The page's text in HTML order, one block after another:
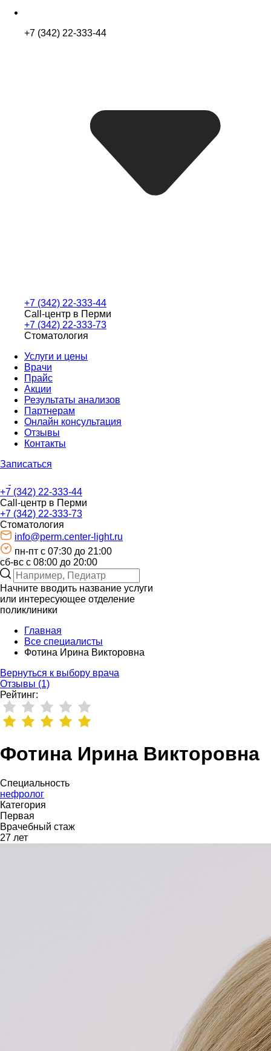
+7 (342) 22-333-44
+7 (342) 22-333-44
Call-центр в Перми
+7 (342) 22-333-73
Стоматология
Услуги и цены
Врачи
Прайс
Акции
Результаты анализов
Партнерам
Онлайн консультация
Отзывы
Контакты
Записаться
+7 (342) 22-333-44
Call-центр в Перми
+7 (342) 22-333-73
Стоматология
info@perm.center-light.ru
пн-пт c 07:30 до 21:00
сб-вс с 08:00 до 20:00
Начните вводить название услуги
или интересующее отделение
поликлиники
Главная
Все специалисты
Фотина Ирина Викторовна
Вернуться к выбору врача
Отзывы (1)
Рейтинг:
Фотина Ирина Викторовна
Специальность
нефролог
Категория
Первая
Врачебный стаж
27 лет